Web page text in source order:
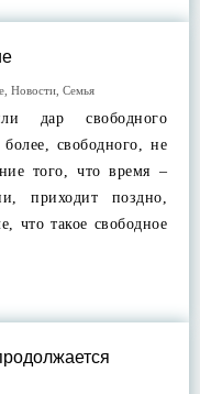
Новости Семья
дар свободного
свободного, не
того, что время –
приходит поздно,
что такое свободное